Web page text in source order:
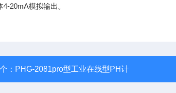
4-20mA模拟输出。
： PHG-2081pro型工业在线型PH计